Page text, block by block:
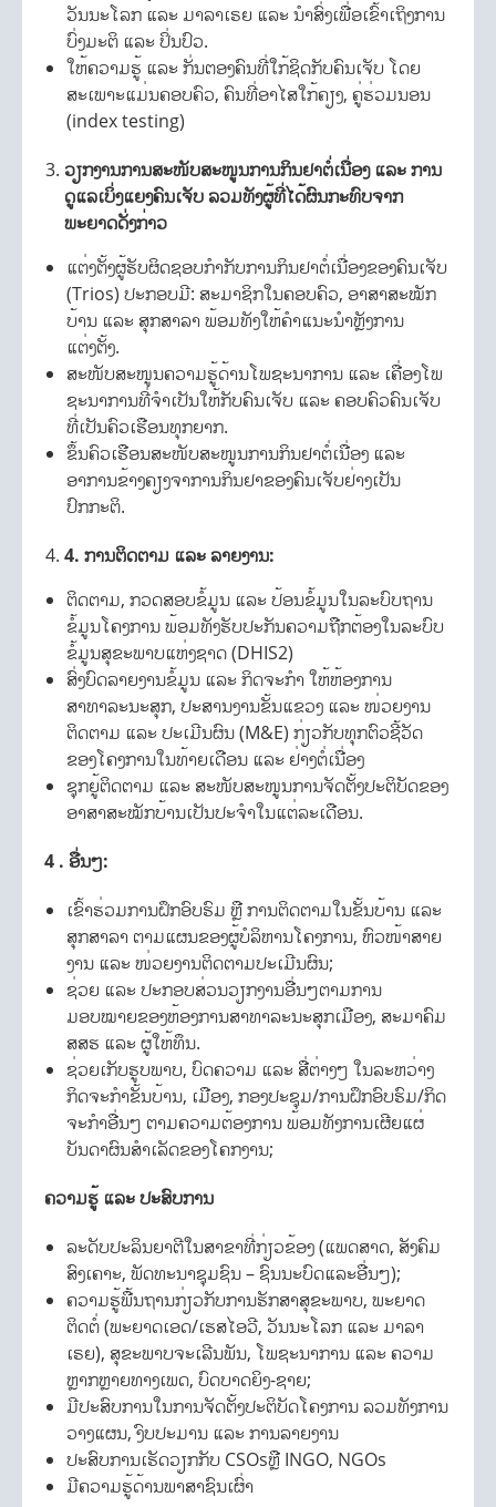
ວັນນະໂລກ ແລະ ມາລາເຣຍ ແລະ ນໍາສົ່ງເພື່ອເຂົ້າເຖິງການ
ບົ່ງມະຕິ ແລະ ປິ່ນປົວ.
ໃຫ້ຄວາມຮູ້ ແລະ ກັ່ນຕອງຄົນທີ່ໃກ້ຊິດກັບຄົນເຈັບ ໂດຍ
ສະເພາະແມ່ນຄອບຄົວ, ຄົນທີ່ອາໄສໃກ້ຄຽງ, ຄູ່ຮ່ວມນອນ
(index testing)
ວຽກງານການສະໜັບສະໜູນການກິນຢາຕໍ່ເນື່ອງ ແລະ ການ
ດູແລເບິ່ງແຍງຄົນເຈັບ ລວມທັງຜູ້ທີ່ໄດ້ຜົນກະທົບຈາກ
ພະຍາດດັ່ງກ່າວ
ແຕ່ງຕັ້ງຜູ້ຮັບຜິດຊອບກໍາກັບການກິນຢາຕໍ່ເນື່ອງຂອງຄົນເຈັບ
(Trios) ປະກອບມີ: ສະມາຊິກໃນຄອບຄົວ, ອາສາສະໝັກ
ບ້ານ ແລະ ສຸກສາລາ ພ້ອມທັງໃຫ້ຄໍາແນະນໍາຫຼັງການ
ແຕ່ງຕັ້ງ.
ສະໜັບສະໜູນຄວາມຮູ້ດ້ານໂພຊະນາການ ແລະ ເຄື່ອງໂພ
ຊະນາການທີ່ຈໍາເປັນໃຫ້ກັບຄົນເຈັບ ແລະ ຄອບຄົວຄົນເຈັບ
ທີ່ເປັນຄົວເຮືອນທຸກຍາກ.
ຂຶ້ນຄົວເຮືອນສະໜັບສະໜູນການກິນຢາຕໍ່ເນື່ອງ ແລະ
ອາການຂ້າງຄຽງຈາການກິນຢາຂອງຄົນເຈັບຢ່າງເປັນ
ປົກກະຕິ.
4. ການຕິດຕາມ ແລະ ລາຍງານ:
ຕິດຕາມ, ກວດສອບຂໍ້ມູນ ແລະ ປ້ອນຂໍ້ມູນໃນລະບົບຖານ
ຂໍ້ມູນໂຄງການ ພ້ອມທັງຮັບປະກັນຄວາມຖືກຕ້ອງໃນລະບົບ
ຂໍ້ມູນສຸຂະພາບແຫ່ງຊາດ (DHIS2)
ສົ່ງບົດລາຍງານຂໍ້ມູນ ແລະ ກິດຈະກໍາ ໃຫ້ຫ້ອງການ
ສາທາລະນະສຸກ, ປະສານງານຂັ້ນແຂວງ ແລະ ໜ່ວຍງານ
ຕິດຕາມ ແລະ ປະເມີນຜົນ (M&E) ກ່ຽວກັບທຸກຕົວຊີ້ວັດ
ຂອງໂຄງການໃນທ້າຍເດືອນ ແລະ ຢ່າງຕໍ່ເນື່ອງ
ຊຸກຍູ້ຕິດຕາມ ແລະ ສະໜັບສະໜູນການຈັດຕັ້ງປະຕິບັດຂອງ
ອາສາສະໝັກບ້ານເປັນປະຈໍາໃນແຕ່ລະເດືອນ.
4 . ອື່ນໆ:
ເຂົ້າຮ່ວມການຝຶກອົບຮົມ ຫຼື ການຕິດຕາມໃນຂັ້ນບ້ານ ແລະ
ສຸກສາລາ ຕາມແຜນຂອງຜູ້ບໍລິຫານໂຄງການ, ຫົວໜ້າສາຍ
ງານ ແລະ ໜ່ວຍງານຕິດຕາມປະເມີນຜົນ;
ຊ່ວຍ ແລະ ປະກອບສ່ວນວຽກງານອື່ນໆຕາມການ
ມອບໝາຍຂອງຫ້ອງການສາທາລະນະສຸກເມືອງ, ສະມາຄົມ
ສສຮ ແລະ ຜູ້ໃຫ້ທຶນ.
ຊ່ວຍເກັບຮູບພາບ, ບົດຄວາມ ແລະ ສື່ຕ່າງໆ ໃນລະຫວ່າງ
ກິດຈະກໍາຂັ້ນບ້ານ, ເມືອງ, ກອງປະຊຸມ/ການຝຶກອົບຮົມ/ກິດ
ຈະກໍາອື່ນໆ ຕາມຄວາມຕ້ອງການ ພ້ອມທັງການເຜີຍແຜ່
ບັນດາຜົນສຳເລັດຂອງໂຄກງານ;
ຄວາມຮູ້ ແລະ ປະສົບການ
ລະດັບປະລິນຍາຕີໃນສາຂາທີ່ກ່ຽວຂ້ອງ (ແພດສາດ, ສັງຄົມ
ສົງເຄາະ, ພັດທະນາຊຸມຊົນ – ຊົນນະບົດແລະອື່ນໆ);
ຄວາມຮູ້ພື້ນຖານກ່ຽວກັບການຮັກສາສຸຂະພາບ, ພະຍາດ
ຕິດຕໍ່ (ພະຍາດເອດ/ເຮສໄອວີ, ວັນນະໂລກ ແລະ ມາລາ
ເຣຍ), ສຸຂະພາບຈະເລີນພັນ, ໂພຊະນາການ ແລະ ຄວາມ
ຫຼາກຫຼາຍທາງເພດ, ບົດບາດຍິງ-ຊາຍ;
ມີປະສົບການໃນການຈັດຕັ້ງປະຕິບັດໂຄງການ ລວມທັງການ
ວາງແຜນ, ງົບປະມານ ແລະ ການລາຍງານ
ປະສົບການເຮັດວຽກກັບ CSOsຫຼື INGO, NGOs
ມີຄວາມຮູ້ດ້ານພາສາຊົນເຜົ່າ